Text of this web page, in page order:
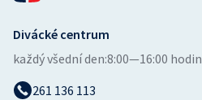
Divácké centrum
každý všední den:8:00—16:00 hodin
261 136 113